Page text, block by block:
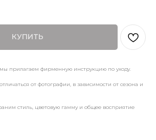
КУПИТЬ
прилагаем фирменную инструкцию по уходу.
от фотографии, в зависимости от сезона и
стиль, цветовую гамму и общее восприятие